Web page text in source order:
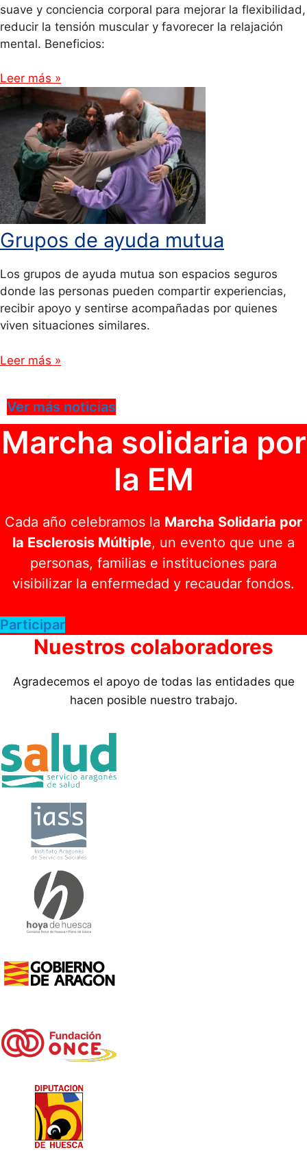
suave y conciencia corporal para mejorar la flexibilidad,
reducir la tensión muscular y favorecer la relajación
mental. Beneficios:
Leer más »
Grupos de ayuda mutua
Los grupos de ayuda mutua son espacios seguros
donde las personas pueden compartir experiencias,
recibir apoyo y sentirse acompañadas por quienes
viven situaciones similares.
Leer más »
Ver más noticias
Marcha solidaria por
la EM
Cada año celebramos la Marcha Solidaria por
la Esclerosis Múltiple, un evento que une a
personas, familias e instituciones para
visibilizar la enfermedad y recaudar fondos.
Participar
Nuestros colaboradores
Agradecemos el apoyo de todas las entidades que
hacen posible nuestro trabajo.